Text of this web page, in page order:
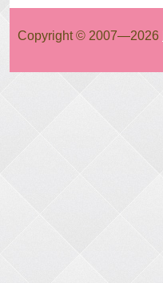
Copyright © 2007—2026